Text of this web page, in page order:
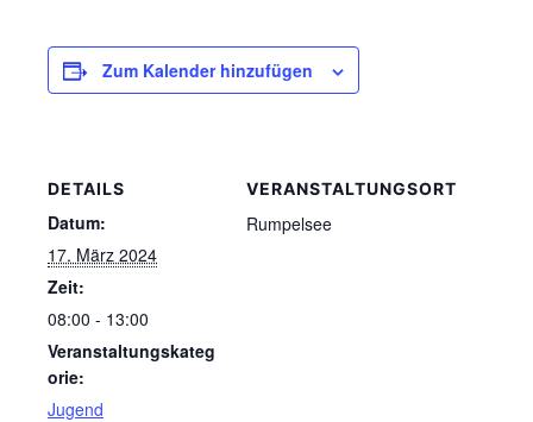
Zum Kalender hinzufügen
DETAILS
Datum:
17. März 2024
Zeit:
08:00 - 13:00
Veranstaltungskateg
orie:
Jugend
VERANSTALTUNGSORT
Rumpelsee